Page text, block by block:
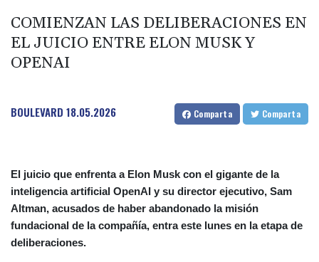
Yan Diomandé, la nueva joya del Real Madrid vale 160 millones
de dólares
Muere bajo arresto domiciliario en Venezuela un preso político de
COMIENZAN LAS DELIBERACIONES EN
EL JUICIO ENTRE ELON MUSK Y
OPENAI
BOULEVARD 18.05.2026 Comparta Comparta
El juicio que enfrenta a Elon Musk con el gigante de la
inteligencia artificial OpenAI y su director ejecutivo, Sam
Altman, acusados de haber abandonado la misión
fundacional de la compañía, entra este lunes en la etapa de
deliberaciones.